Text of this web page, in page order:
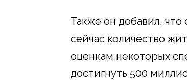
Также он добавил,
сейчас количество
оценкам некоторых
достигнуть 500